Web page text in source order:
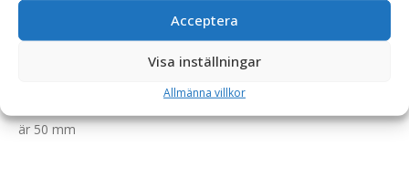
Acceptera
Visa inställningar
Allmänna villkor
Lös, svetsbar, dragögla för reparation eller nykonstruktion.
Detaljerna från Möre Maskiners skogsvagnsserie håller hög
kvalitet och är väl beprövade under tuffa förhållanden.
är 50 mm